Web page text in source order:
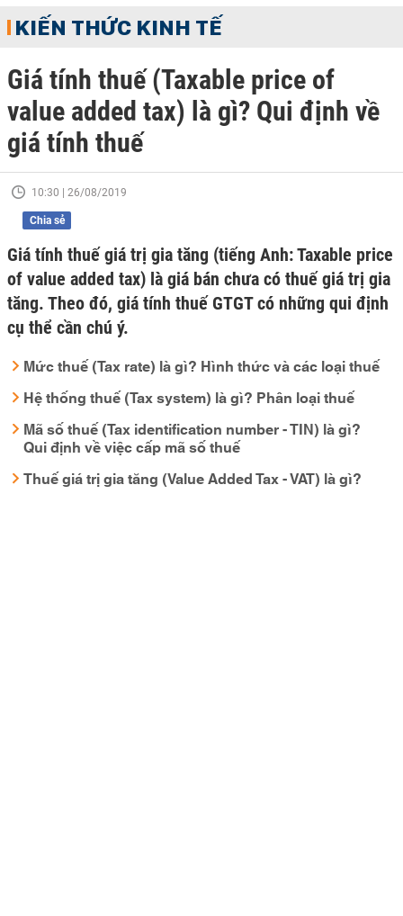
KIẾN THỨC KINH TẾ
Giá tính thuế (Taxable price of
value added tax) là gì? Qui định về
giá tính thuế
10:30 | 26/08/2019
Chia sẻ
Giá tính thuế giá trị gia tăng (tiếng Anh: Taxable price
of value added tax) là giá bán chưa có thuế giá trị gia
tăng. Theo đó, giá tính thuế GTGT có những qui định
cụ thể cần chú ý.
Mức thuế (Tax rate) là gì? Hình thức và các loại thuế
Hệ thống thuế (Tax system) là gì? Phân loại thuế
Mã số thuế (Tax identification number - TIN) là gì?
Qui định về việc cấp mã số thuế
Thuế giá trị gia tăng (Value Added Tax - VAT) là gì?